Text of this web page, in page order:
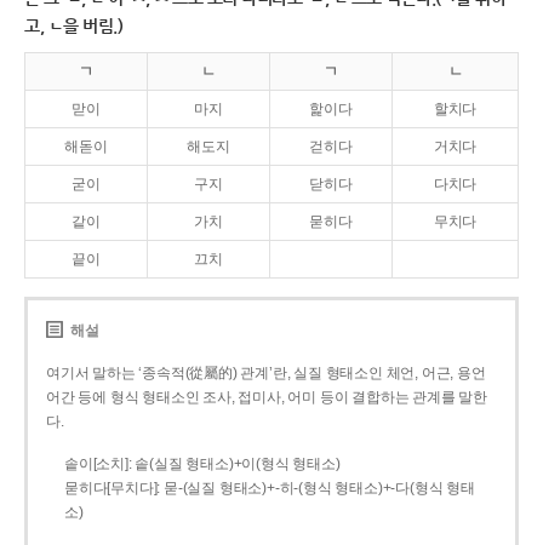
고, ㄴ을 버림.)
ㄱ ㄴ ㄱ ㄴ
맏이 마지 핥이다 할치다
해돋이 해도지 걷히다 거치다
굳이 구지 닫히다 다치다
같이 가치 묻히다 무치다
끝이 끄치
해설
여기서 말하는 ‘종속적(從屬的) 관계’란, 실질 형태소인 체언, 어근, 용언
어간 등에 형식 형태소인 조사, 접미사, 어미 등이 결합하는 관계를 말한
다.
솥이[소치]: 솥(실질 형태소)+이(형식 형태소)
묻히다[무치다]: 묻­-(실질 형태소)+­-히­-(형식 형태소)+-다(형식 형태
소)